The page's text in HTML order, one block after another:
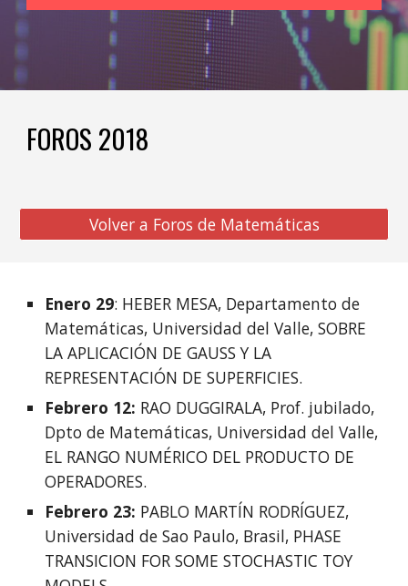
FOROS 2018
Volver a Foros de Matemáticas
Enero 29: HEBER MESA, Departamento de
Matemáticas, Universidad del Valle, SOBRE
LA APLICACIÓN DE GAUSS Y LA
REPRESENTACIÓN DE SUPERFICIES.
Febrero 12: RAO DUGGIRALA, Prof. jubilado,
Dpto de Matemáticas, Universidad del Valle,
EL RANGO NUMÉRICO DEL PRODUCTO DE
OPERADORES.
Febrero 23: PABLO MARTÍN RODRÍGUEZ,
Universidad de Sao Paulo, Brasil, PHASE
TRANSICION FOR SOME STOCHASTIC TOY